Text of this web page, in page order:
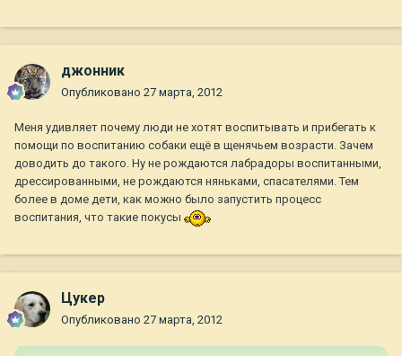
джонник
Опубликовано 27 марта, 2012
Меня удивляет почему люди не хотят воспитывать и прибегать к
помощи по воспитанию собаки ещё в щенячьем возрасти. Зачем
доводить до такого. Ну не рождаются лабрадоры воспитанными,
дрессированными, не рождаются няньками, спасателями. Тем
более в доме дети, как можно было запустить процесс
воспитания, что такие покусы
Цукер
Опубликовано 27 марта, 2012